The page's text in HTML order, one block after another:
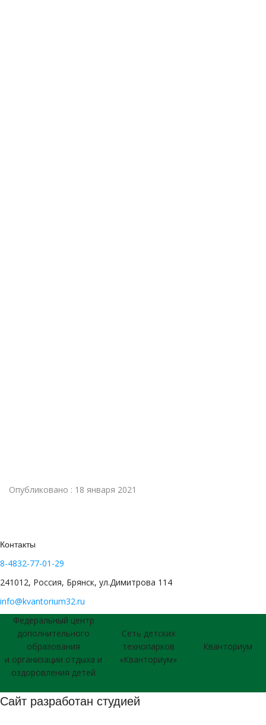
Опубликовано : 18 января 2021
Контакты
8-4832-77-01-29
241012, Россия, Брянск, ул.Димитрова 114
info@kvantorium32.ru
Федеральный центр
дополнительного
образования
и организации отдыха и
оздоровления детей
Сеть детских
технопарков
«Кванториум»
Кванториум
Сайт разработан студией